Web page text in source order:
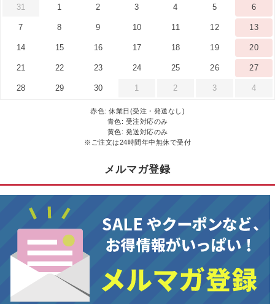
31 1 2 3 4 5 6
7 8 9 10 11 12 13
14 15 16 17 18 19 20
21 22 23 24 25 26 27
28 29 30 1 2 3 4
赤色: 休業日(受注・発送なし)
青色: 受注対応のみ
黄色: 発送対応のみ
※ご注文は24時間年中無休で受付
メルマガ登録